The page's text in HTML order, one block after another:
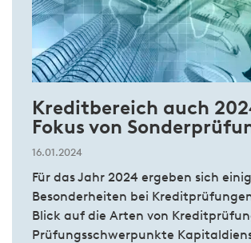
Kreditbereich auch
Fokus von
16.01.2024
Für das Jahr 2024 ergeben sich
Besonderheiten bei
Blick auf die Arten von
Prüfungsschwerpunkte